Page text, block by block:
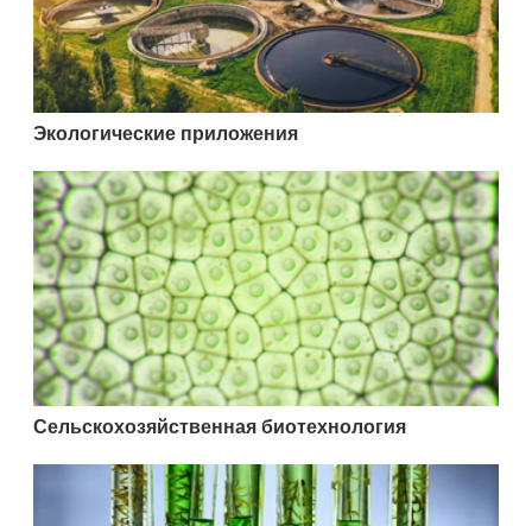
Экологические приложения
Сельскохозяйственная биотехнология